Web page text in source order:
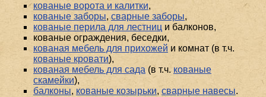
кованые ворота и калитки,
кованые заборы,сварные заборы,
кованые перила для лестниц и балконов,
кованые ограждения, беседки,
кованая мебель для прихожей и комнат (в т.ч.
кованые кровати),
кованая мебель для сада (в т.ч. кованые
скамейки),
балконы, кованые козырьки, сварные навесы.